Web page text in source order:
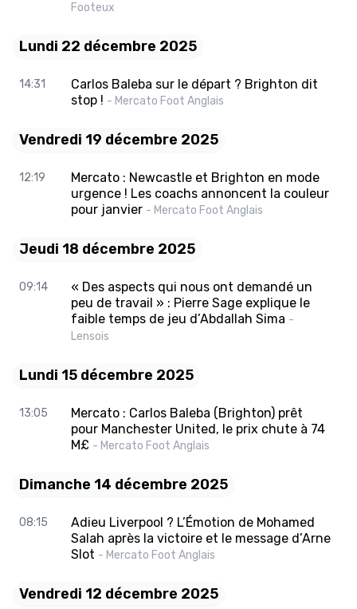
Footeux
Lundi 22 décembre 2025
14:31
Carlos Baleba sur le départ ? Brighton dit
stop ! - Mercato Foot Anglais
Vendredi 19 décembre 2025
12:19
Mercato : Newcastle et Brighton en mode
urgence ! Les coachs annoncent la couleur
pour janvier - Mercato Foot Anglais
Jeudi 18 décembre 2025
09:14
« Des aspects qui nous ont demandé un
peu de travail » : Pierre Sage explique le
faible temps de jeu d’Abdallah Sima -
Lensois
Lundi 15 décembre 2025
13:05
Mercato : Carlos Baleba (Brighton) prêt
pour Manchester United, le prix chute à 74
M£ - Mercato Foot Anglais
Dimanche 14 décembre 2025
08:15
Adieu Liverpool ? L’Émotion de Mohamed
Salah après la victoire et le message d’Arne
Slot - Mercato Foot Anglais
Vendredi 12 décembre 2025